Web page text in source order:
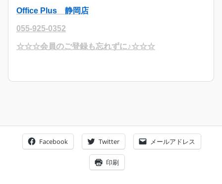
Office Plus 静岡店
055-925-0352
☆☆☆会員のご登録も忘れずに♪☆☆☆
Facebook Twitter メールアドレス
印刷